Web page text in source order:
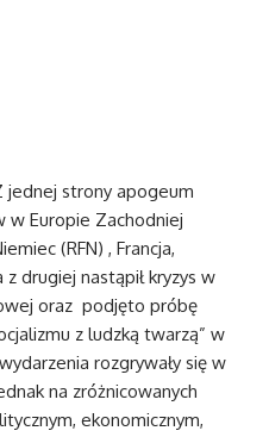
jednej strony apogeum
w Europie Zachodniej
(RFN) , Francja,
z drugiej nastąpił kryzys w
oraz podjęto próbę
z ludzką twarzą” w
rozgrywały się w
na zróżnicowanych
ekonomicznym,